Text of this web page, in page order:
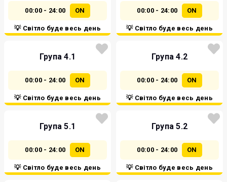
00:00 - 24:00 ON
💡 Світло буде весь день
00:00 - 24:00 ON
💡 Світло буде весь день
Група 4.1
00:00 - 24:00 ON
💡 Світло буде весь день
Група 4.2
00:00 - 24:00 ON
💡 Світло буде весь день
Група 5.1
00:00 - 24:00 ON
💡 Світло буде весь день
Група 5.2
00:00 - 24:00 ON
💡 Світло буде весь день